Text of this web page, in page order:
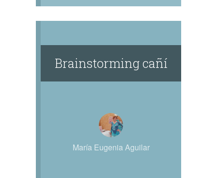
Brainstorming cañí
María Eugenia Aguilar